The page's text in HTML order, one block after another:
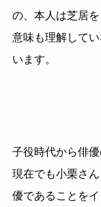
の、本人は芝居
意味も理解して
います。
子役時代から俳
現在でも小栗さ
優であることを